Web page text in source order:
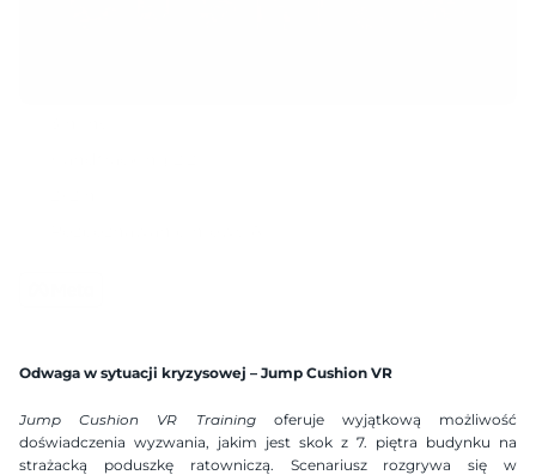
Ukranian
Hebrew
Odwaga w sytuacji kryzysowej – Jump Cushion VR
Jump Cushion VR Training oferuje wyjątkową możliwość
doświadczenia wyzwania, jakim jest skok z 7. piętra budynku na
strażacką poduszkę ratowniczą. Scenariusz rozgrywa się w